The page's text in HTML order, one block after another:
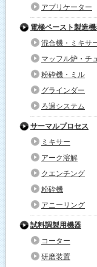
アプリケーター
電極ペースト製造
混合機・ミキサ
マッフル炉・チ
粉砕機・ミル
グラインダー
ろ過システム
サーマルプロセス
ミキサー
アーク溶解
クエンチング
粉砕機
アニーリング
試料調製用機器
コーター
研磨装置